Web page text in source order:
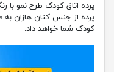
پرده اتاق کودک طرح نمو با
کودک شما خواهد داد.